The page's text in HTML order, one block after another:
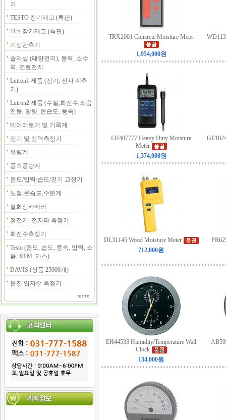
거
TESTO 장기재고 (특판)
TES 장기재고 (특판)
기상관측기
솔라셀 (태양전지), 풍력, 소수
력, 연료전지
Lutron1 제품 (전기, 전자 계측
기)
Lutron2 제품 (수질,회전수,소음
진동, 광량, 온습도, 풍속)
데이터로거 및 기록계
전기 및 전력측정기
유량계
풍속풍량계
온도/압력/습도/전기 교정기
노점,온습도,수분계
열화상카메라
정전기, 전자파 측정기
회전수측정기
Testo (온도, 습도, 풍속, 압력, 소
음, RPM, 가스)
DAVIS (상품 25000개)
분진 입자수 측정기
more
TRX2001 Concrete Moisture Meter
1,954,000원
EH407777 Heavy Duty Moisture
Meter
1,374,000원
DL31145 Wood Moisture Meter
712,000원
EH44533 Humidity/Temperature Wall
Clock
134,000원